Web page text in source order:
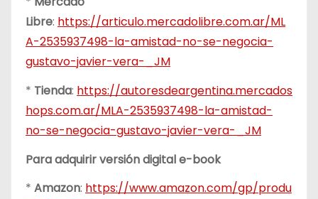
Libre: https://articulo.mercadolibre.com.ar/ML
A-2535937498-la-amistad-no-se-negocia-
gustavo-javier-vera-_JM
* Tienda: https://autoresdeargentina.mercados
hops.com.ar/MLA-2535937498-la-amistad-
no-se-negocia-gustavo-javier-vera-_JM
Para adquirir versión digital e-book
* Amazon: https://www.amazon.com/gp/produ